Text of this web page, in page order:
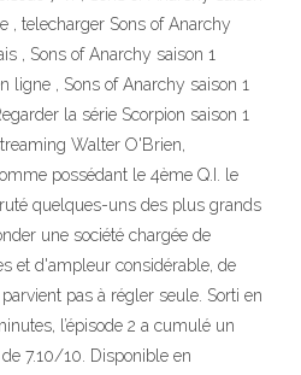
, telecharger Sons of Anarchy
, Sons of Anarchy saison 1
ligne , Sons of Anarchy saison 1
la série Scorpion saison 1
Walter O'Brien,
possédant le 4ème Q.I. le
quelques-uns des plus grands
une société chargée de
et d'ampleur considérable, de
pas à régler seule. Sorti en
l’épisode 2 a cumulé un
7.10/10. Disponible en